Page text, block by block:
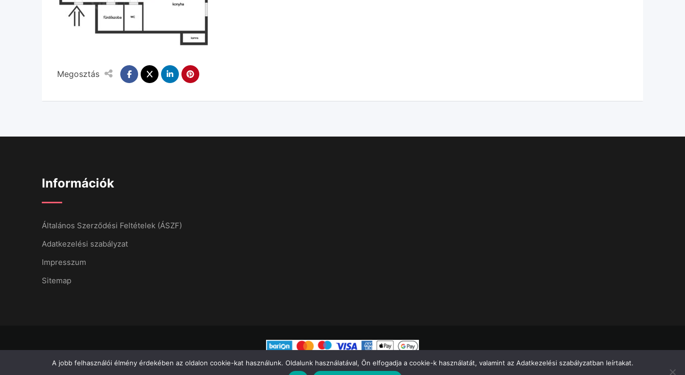
Megosztás
Információk
Általános Szerződési Feltételek (ÁSZF)
Adatkezelési szabályzat
Impresszum
Sitemap
A jobb felhasználói élmény érdekében az oldalon cookie-kat használunk. Oldalunk használatával, Ön elfogadja a cookie-k használatát, valamint az Adatkezelési szabályzatban leírtakat.